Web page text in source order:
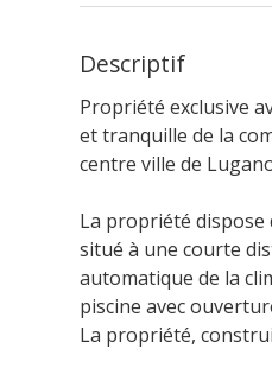
Descriptif
Propriété exclusive
et tranquille de la
centre ville de
La propriété dispose
situé à une courte
automatique de la
piscine avec
La propriété,